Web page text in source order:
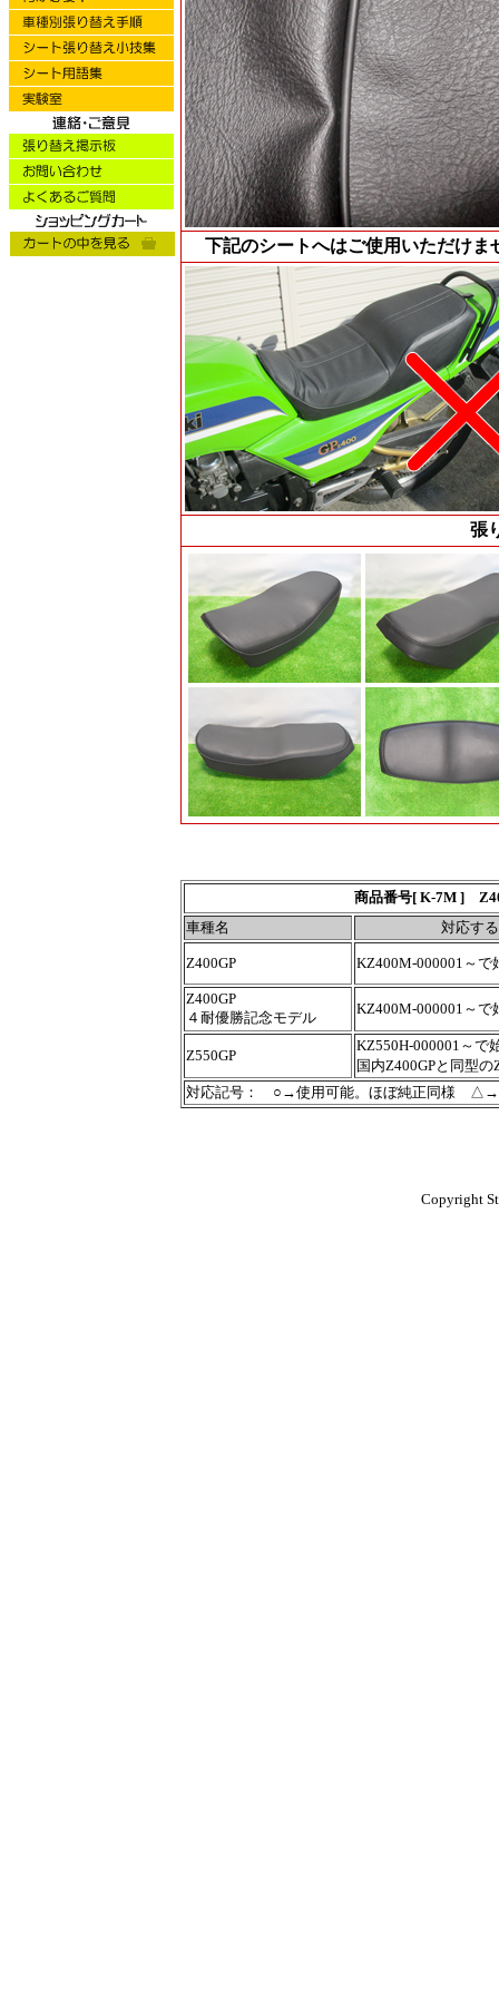
下記のシートへはご使用いただけま
張
商品番号[ K-7M ]
車種名
対応す
Z400GP KZ400M-000001～で
Z400GP
４耐優勝記念モデル
KZ400M-000001～で
Z550GP
KZ550H-000001～で
国内Z400GPと同型の
対応記号： ○→使用可能。ほぼ純正同様
Copyright